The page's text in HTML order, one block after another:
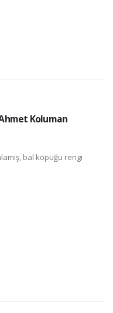
Koluman
bal köpüğü rengi